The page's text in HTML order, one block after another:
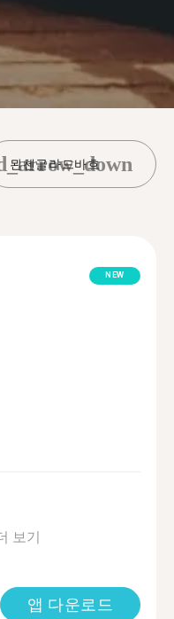
묀첸글라드바흐
NEW
보기
앱 다운로드